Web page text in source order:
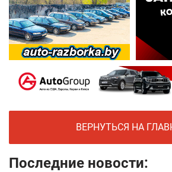
ВЕРНУТЬСЯ НА
Последние новости: